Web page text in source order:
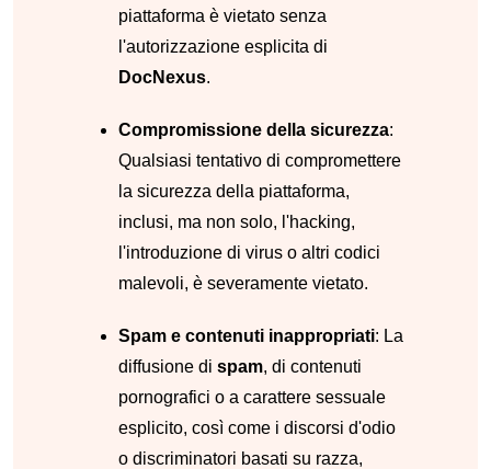
piattaforma è vietato senza
l'autorizzazione esplicita di
DocNexus.
Compromissione della sicurezza:
Qualsiasi tentativo di compromettere
la sicurezza della piattaforma,
inclusi, ma non solo, l'hacking,
l'introduzione di virus o altri codici
malevoli, è severamente vietato.
Spam e contenuti inappropriati: La
diffusione di spam, di contenuti
pornografici o a carattere sessuale
esplicito, così come i discorsi d'odio
o discriminatori basati su razza,